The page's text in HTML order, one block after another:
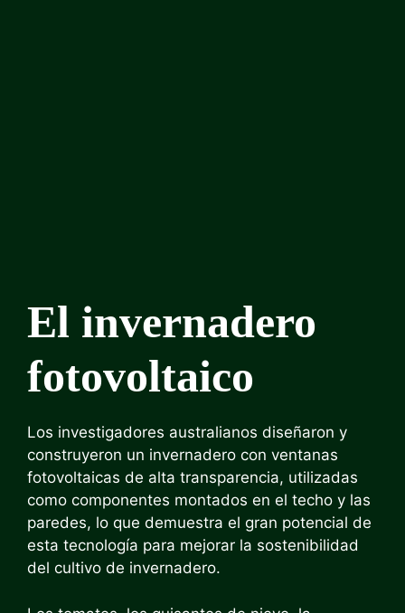
El invernadero
fotovoltaico
Los investigadores australianos diseñaron y
construyeron un invernadero con ventanas
fotovoltaicas de alta transparencia, utilizadas
como componentes montados en el techo y las
paredes, lo que demuestra el gran potencial de
esta tecnología para mejorar la sostenibilidad
del cultivo de invernadero.